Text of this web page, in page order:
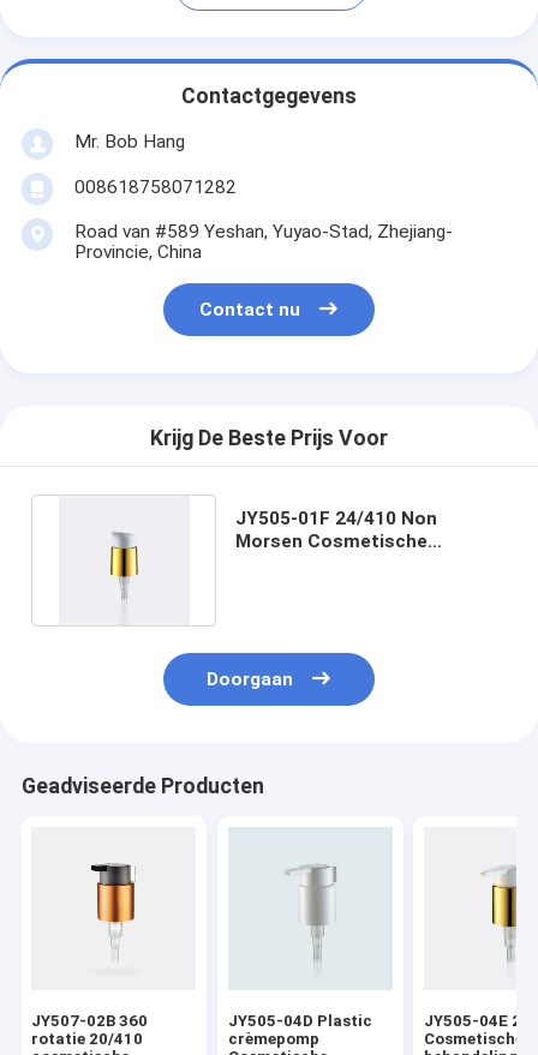
Contactgegevens
Mr. Bob Hang
008618758071282
Road van #589 Yeshan, Yuyao-Stad, Zhejiang-
Provincie, China
Contact nu
Krijg De Beste Prijs Voor
JY505-01F 24/410 Non
Morsen Cosmetische
Doorgaan
Geadviseerde Producten
JY507-02B 360
rotatie 20/410
JY505-04D Plastic
crèmepomp
JY505-04E
Cosmetische